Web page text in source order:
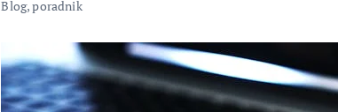
Blog,poradnik